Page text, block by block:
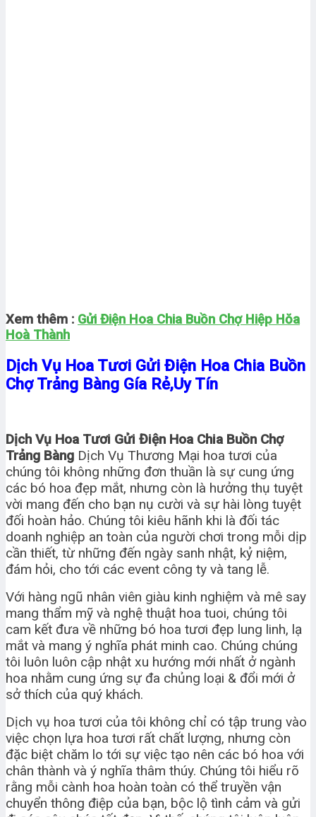
Xem thêm : Gửi Điện Hoa Chia Buồn Chợ Hiệp Hŏa
Hoà Thành
Dịch Vụ Hoa Tươi Gửi Điện Hoa Chia Buồn
Chợ Trảng Bàng Gía Rẻ,Uy Tín
Dịch Vụ Hoa Tươi Gửi Điện Hoa Chia Buồn Chợ
Trảng Bàng Dịch Vụ Thương Mại hoa tươi của
chúng tôi không những đơn thuần là sự cung ứng
các bó hoa đẹp mắt, nhưng còn là hưởng thụ tuyệt
vời mang đến cho bạn nụ cười và sự hài lòng tuyệt
đối hoàn hảo. Chúng tôi kiêu hãnh khi là đối tác
doanh nghiệp an toàn của người chơi trong mỗi dịp
cần thiết, từ những đến ngày sanh nhật, kỷ niệm,
đám hỏi, cho tới các event công ty và tang lễ.
Với hàng ngũ nhân viên giàu kinh nghiệm và mê say
mang thẩm mỹ và nghệ thuật hoa tuoi, chúng tôi
cam kết đưa về những bó hoa tươi đẹp lung linh, lạ
mắt và mang ý nghĩa phát minh cao. Chúng chúng
tôi luôn luôn cập nhật xu hướng mới nhất ở ngành
hoa nhằm cung ứng sự đa chủng loại & đổi mới ở
sở thích của quý khách.
Dịch vụ hoa tươi của tôi không chỉ có tập trung vào
việc chọn lựa hoa tươi rất chất lượng, nhưng còn
đặc biệt chăm lo tới sự việc tạo nên các bó hoa với
chân thành và ý nghĩa thâm thúy. Chúng tôi hiểu rõ
rằng mỗi cành hoa hoàn toàn có thể truyền vận
chuyển thông điệp của bạn, bộc lộ tình cảm và gửi